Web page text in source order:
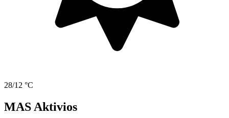
28/12 °C
MAS Aktivios